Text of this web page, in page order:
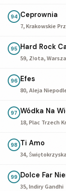
94 Ceprownia
7, Krakowskie
95 Hard Rock
59, Złota,
96 Efes
80, Aleja
97 Wódka Na
18, Plac Trzech
98 Ti Amo
34,
99 Dolce Far
35, Indiry Gandhi